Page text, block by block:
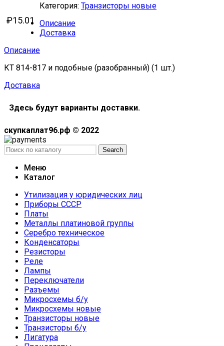
₽15.01
Категория: Транзисторы новые
Описание
Доставка
Описание
КТ 814-817 и подобные (разобранный) (1 шт.)
Доставка
Здесь будут варианты доставки.
скупкаплат96.рф © 2022
Search
Меню
Каталог
Утилизация у юридических лиц
Приборы СССР
Платы
Металлы платиновой группы
Серебро техническое
Конденсаторы
Резисторы
Реле
Лампы
Переключатели
Разъемы
Микросхемы б/у
Микросхемы новые
Транзисторы новые
Транзисторы б/у
Лигатура